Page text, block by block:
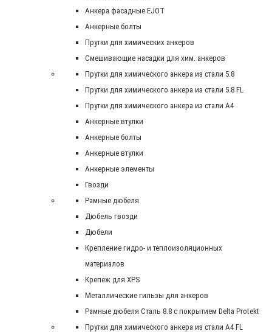
Анкера фасадные EJOT
Анкерные болты
Прутки для химических анкеров
Смешивающие насадки для хим. анкеров
Прутки для химического анкера из стали 5.8
Прутки для химического анкера из стали 5.8 FL
Прутки для химического анкера из стали А4
Анкерные втулки
Анкерные болты
Анкерные втулки
Анкерные элементы
Гвозди
Рамные дюбеля
Дюбель гвозди
Дюбели
Крепление гидро- и теплоизоляционных
материалов
Крепеж для XPS
Металлические гильзы для анкеров
Рамные дюбеля Сталь 8.8 с покрытием Delta Protekt
Прутки для химического анкера из стали А4 FL